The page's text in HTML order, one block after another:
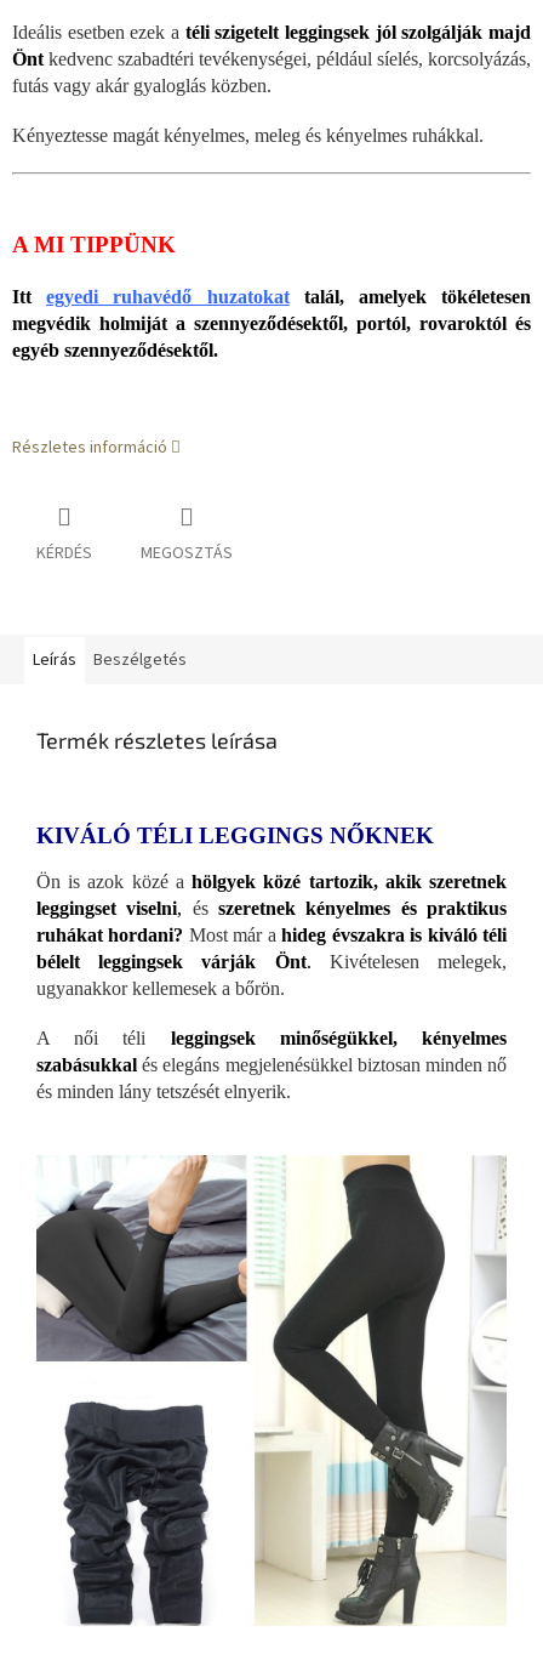
Ideális esetben ezek a téli szigetelt leggingsek jól szolgálják majd
Önt kedvenc szabadtéri tevékenységei, például síelés, korcsolyázás,
futás vagy akár gyaloglás közben.
Kényeztesse magát kényelmes, meleg és kényelmes ruhákkal.
A MI TIPPÜNK
Ittegyedi ruhavédő huzatokat
talál, amelyek tökéletesen
megvédik holmiját a szennyeződésektől, portól, rovaroktól és
egyéb szennyeződésektől.
Részletes információ
KÉRDÉS MEGOSZTÁS
Leírás Beszélgetés
Termék részletes leírása
KIVÁLÓ TÉLI LEGGINGS NŐKNEK
Ön is azok közé ahölgyek közé tartozik, akik szeretnek
leggingset viselni, ésszeretnek kényelmes és praktikus
ruhákat hordani? Most már ahideg évszakra is kiváló téli
bélelt leggingsek várják Önt. Kivételesen melegek,
ugyanakkor kellemesek a bőrön.
A női téli leggingsek minőségükkel, kényelmes
szabásukkal és elegáns megjelenésükkel biztosan minden nő
és minden lány tetszését elnyerik.